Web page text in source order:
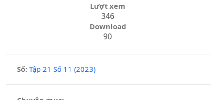
Lượt xem
346
Download
90
Số: Tập 21 Số 11 (2023)